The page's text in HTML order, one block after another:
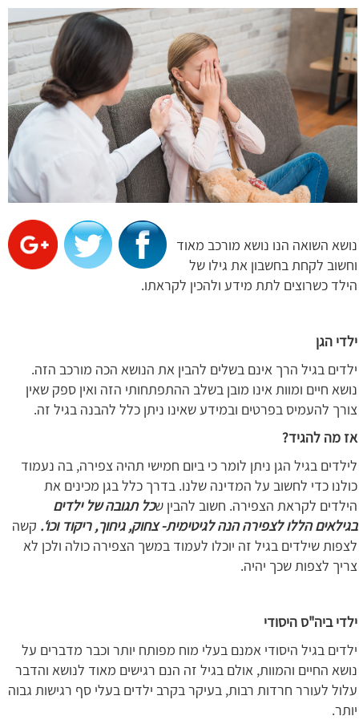
נושא השואה הנו נושא מורכב מאוד
וחשוב לקחת בחשבון את גילו של
הילד כשרוצים לתת מידע ולהכין לקראתו.
ילדי הגן
ילדים בגיל הרך אינם בשלים להבין את הנושא הכה מורכב הזה.
נושא חיים ומוות אינו מובן בשלב ההתפתחותי הזה ואין ספק שאין
צורך להעמיס בפרטים ובמידע שאינו ניתן כלל להבנה בגיל זה.
אז מה להגיד?
לילדים בגיל הגן ניתן לומר כי ביום חמישי תהיה צפירה, בה נעמוד
כולנו כדי לחשוב על המדינה שלנו. בדרך כלל בגן מכינים את
הילדים לקראת הצפירה. חשוב להבין שכל תגובה של ילדים
בגילאים הללו לצפירה הנה לגיטימית- צחוק, גיחוך, ריקוד וכו‘. קשה
לצפות שילדים בגיל זה יוכלו לעמוד במשך הצפירה כולה ולכן לא
צריך לצפות שכך יהיה.
ילדי ביה"ס היסודי
ילדים בגיל היסודי אמנם בעלי מוח מפותח יותר וכבר מדברים על
נושא החיים והמוות, אולם בגיל זה הנם רגישים מאוד לנושא והדבר
עלול לעורר חרדות רבות, בעיקר בקרב ילדים בעלי סף רגישות גבוה
יותר.